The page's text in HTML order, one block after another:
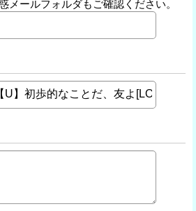
メールフォルダもご確認ください。